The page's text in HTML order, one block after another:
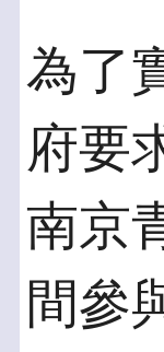
為了
府要
南京
間參